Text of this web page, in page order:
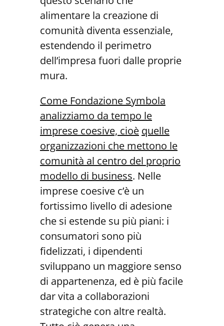
alimentare la creazione di
comunità diventa essenziale,
estendendo il perimetro
dell’impresa fuori dalle proprie
mura.
Come Fondazione Symbola
analizziamo da tempo le
imprese coesive, cioè quelle
organizzazioni che mettono le
comunità al centro del proprio
modello di business. Nelle
imprese coesive c’è un
fortissimo livello di adesione
che si estende su più piani: i
consumatori sono più
fidelizzati, i dipendenti
sviluppano un maggiore senso
di appartenenza, ed è più facile
dar vita a collaborazioni
strategiche con altre realtà.